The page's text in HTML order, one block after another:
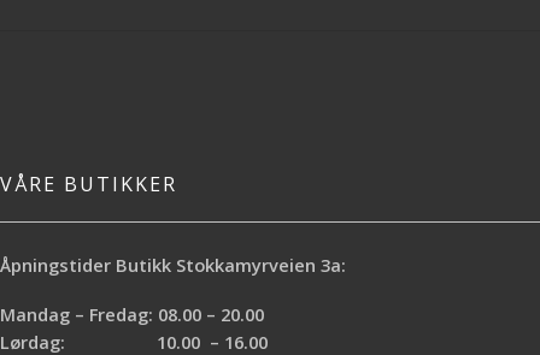
VÅRE BUTIKKER
Åpningstider Butikk Stokkamyrveien 3a:
Mandag – Fredag: 08.00 – 20.00
Lørdag: 10.00 – 16.00